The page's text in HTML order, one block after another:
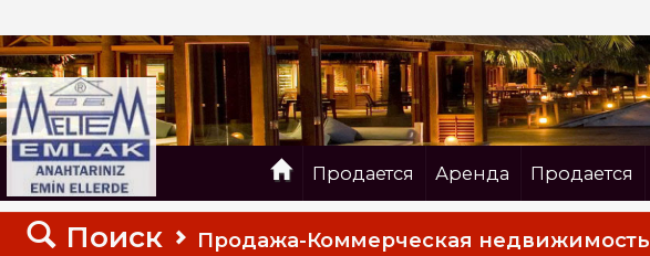
Продается Аренда Продается
Поиск Продажа-Коммерческая недвижимость